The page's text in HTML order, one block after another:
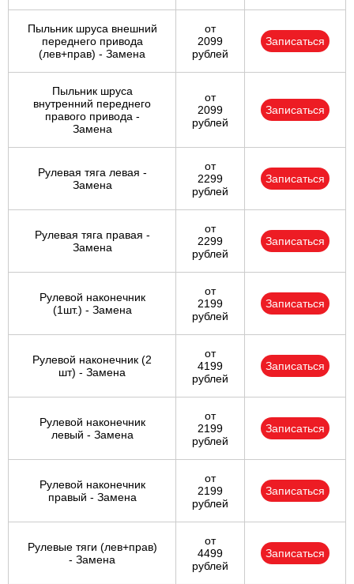
Пыльник шруса внешний
переднего привода
(лев+прав) - Замена
от
2099
рублей
Записаться
Пыльник шруса
внутренний переднего
правого привода -
Замена
от
2099
рублей
Записаться
Рулевая тяга левая -
Замена
от
2299
рублей
Записаться
Рулевая тяга правая -
Замена
от
2299
рублей
Записаться
Рулевой наконечник
(1шт.) - Замена
от
2199
рублей
Записаться
Рулевой наконечник (2
шт) - Замена
от
4199
рублей
Записаться
Рулевой наконечник
левый - Замена
от
2199
рублей
Записаться
Рулевой наконечник
правый - Замена
от
2199
рублей
Записаться
Рулевые тяги (лев+прав)
- Замена
от
4499
рублей
Записаться